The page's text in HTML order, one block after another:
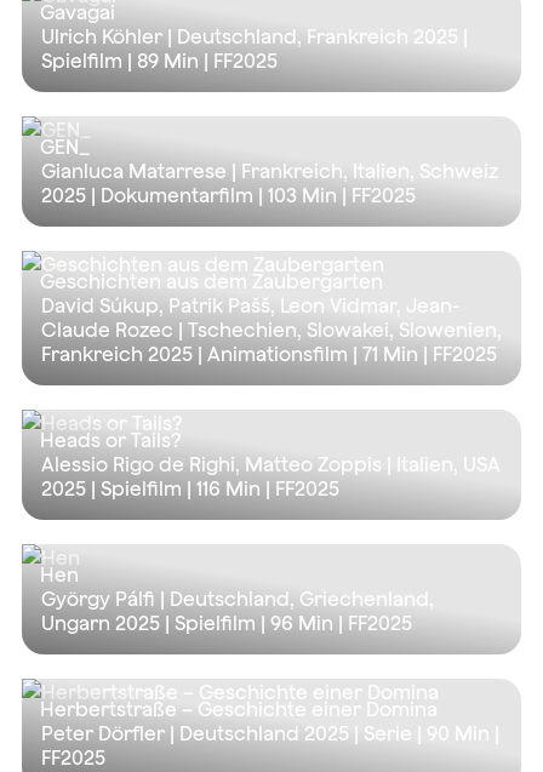
Gavagai
Ulrich Köhler | Deutschland, Frankreich 2025 |
Spielfilm | 89 Min | FF2025
GEN_
Gianluca Matarrese | Frankreich, Italien, Schweiz
2025 | Dokumentarfilm | 103 Min | FF2025
Geschichten aus dem Zaubergarten
David Súkup, Patrik Pašš, Leon Vidmar, Jean-
Claude Rozec | Tschechien, Slowakei, Slowenien,
Frankreich 2025 | Animationsfilm | 71 Min | FF2025
Heads or Tails?
Alessio Rigo de Righi, Matteo Zoppis | Italien, USA
2025 | Spielfilm | 116 Min | FF2025
Hen
György Pálfi | Deutschland, Griechenland,
Ungarn 2025 | Spielfilm | 96 Min | FF2025
Herbertstraße – Geschichte einer Domina
Peter Dörfler | Deutschland 2025 | Serie | 90 Min
FF2025